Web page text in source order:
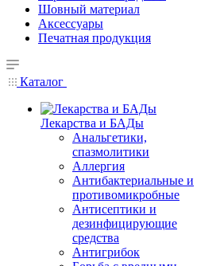
Шовный материал
Аксессуары
Печатная продукция
Каталог
Лекарства и БАДы
Анальгетики,
спазмолитики
Аллергия
Антибактериальные и
противомикробные
Антисептики и
дезинфицирующие
средства
Антигрибок